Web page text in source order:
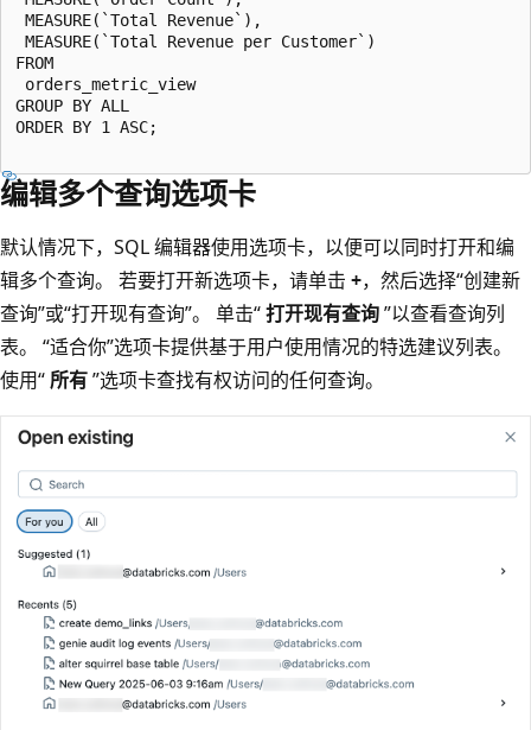
MEASURE(`Total Revenue`),
MEASURE(`Total Revenue per Customer`)
FROM
orders_metric_view
GROUP BY ALL
ORDER BY 1 ASC;
编辑多个查询选项卡
默认情况下，SQL 编辑器使用选项卡，以便可以同时打开和编
辑多个查询。 若要打开新选项卡，请单击 +，然后选择“创建新
查询”或“打开现有查询”。
单击“打开现有查询”以查看查询列
表。 “适合你”选项卡提供基于用户使用情况的特选建议列表。
使用“所有”选项卡查找有权访问的任何查询。